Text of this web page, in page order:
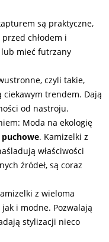
są praktyczne,
chłodem i
mieć futrzany
czyli takie,
ciekawym trendem. Dają
od nastroju.
Moda na ekologię
. Kamizelki z
właściwości
źródeł, są coraz
z wieloma
i modne. Pozwalają
stylizacji nieco